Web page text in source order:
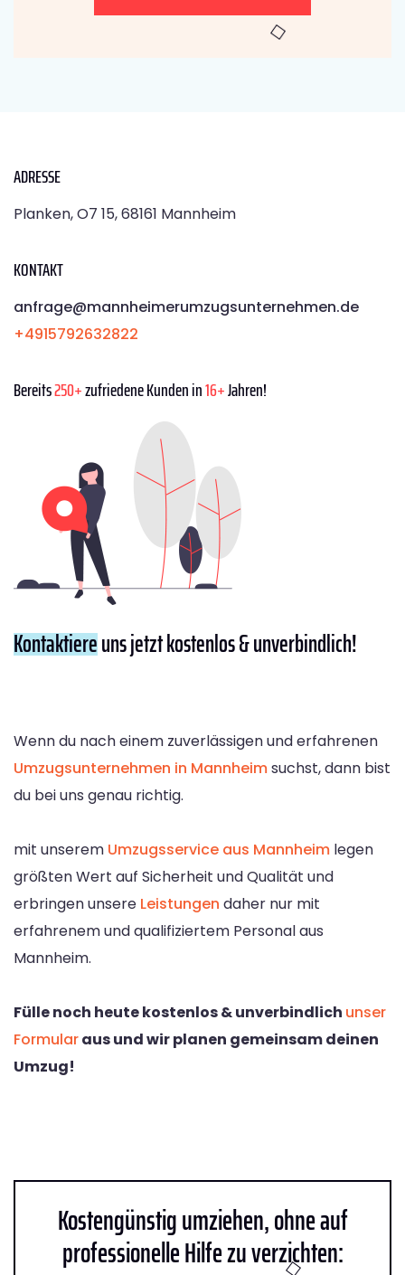
ADRESSE
Planken, O7 15, 68161 Mannheim
KONTAKT
anfrage@mannheimerumzugsunternehmen.de
+4915792632822
Bereits250+zufriedene Kunden in16+Jahren!
Kontaktiereuns jetzt kostenlos & unverbindlich!
Wenn du nach einem zuverlässigen und erfahrenen
Umzugsunternehmen in Mannheimsuchst, dann bist
du bei uns genau richtig.
mit unserem Umzugsservice aus Mannheim legen
größten Wert auf Sicherheit und Qualität und
erbringen unsere Leistungen daher nur mit
erfahrenem und qualifiziertem Personal aus
Mannheim.
Fülle noch heute kostenlos & unverbindlich unser
Formularaus und wir planen gemeinsam deinen
Umzug!
Kostengünstig umziehen, ohne auf
professionelle Hilfe zu verzichten: